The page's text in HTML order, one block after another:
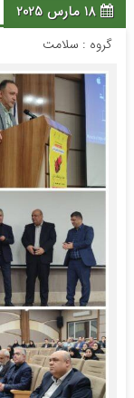
18 مارس 2025
گروه : سلامت